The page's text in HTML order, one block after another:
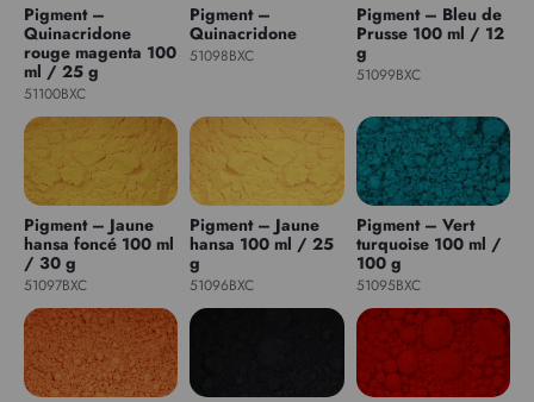
Pigment –
Quinacridone
rouge magenta 100
ml / 25 g
51100BXC
Pigment –
Quinacridone
51098BXC
Pigment – Bleu de
Prusse 100 ml / 12
g
51099BXC
Pigment – Jaune
hansa foncé 100 ml
/ 30 g
51097BXC
Pigment – Jaune
hansa 100 ml / 25
g
51096BXC
Pigment – Vert
turquoise 100 ml /
100 g
51095BXC